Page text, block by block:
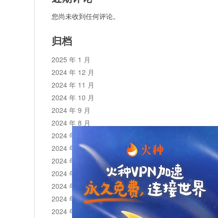
您尚未收到任何评论。
归档
2025 年 1 月
2024 年 12 月
2024 年 11 月
2024 年 10 月
2024 年 9 月
2024 年 8 月
2024 年 7 月
2024 年 6 月
2024 年 5 月
2024 年 4 月
2024 年 3 月
2024 年 2 月
2024 年 1 月